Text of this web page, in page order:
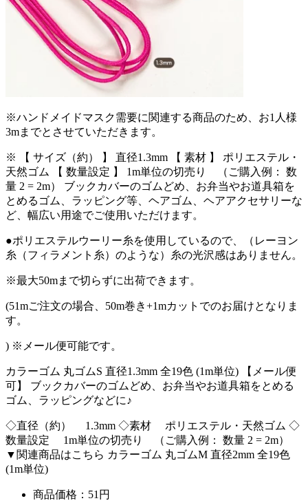
※ハンドメイドマスク需要に関連する商品のため、お1人様
3mまでとさせていただきます。
※ 【 サイズ（約） 】 直径1.3mm 【 素材 】 ポリエステル・
天然ゴム 【 数量設定 】 1m単位の切売り （ご購入例： 数
量 2 = 2m） ブックカバーのゴムどめ、お弁当やお道具箱を
とめるゴム、ラッピング等、ヘアゴム、ヘアアクセサリーな
ど、幅広い用途でご使用いただけます。
●ポリエステルウーリー糸を使用しているので、（レーヨン
糸（フィラメント糸）のような）糸の光沢感はありません。
※最大50mまで切らずに出荷できます。
(51mご注文の場合、50m巻き+1mカットでのお届けとなりま
す。
) ※メール便可能です。
カラーゴム 丸ゴムS 直径1.3mm 全19色 (1m単位) 【メール便
可】 ブックカバーのゴムどめ、お弁当やお道具箱をとめる
ゴム、ラッピングなどに♪
◇直径（約） 1.3mm ◇素材 ポリエステル・天然ゴム ◇
数量設定 1m単位の切売り （ご購入例： 数量 2 = 2m）
▼関連商品はこちら カラーゴム 丸ゴムM 直径2mm 全19色
(1m単位)
商品価格：51円